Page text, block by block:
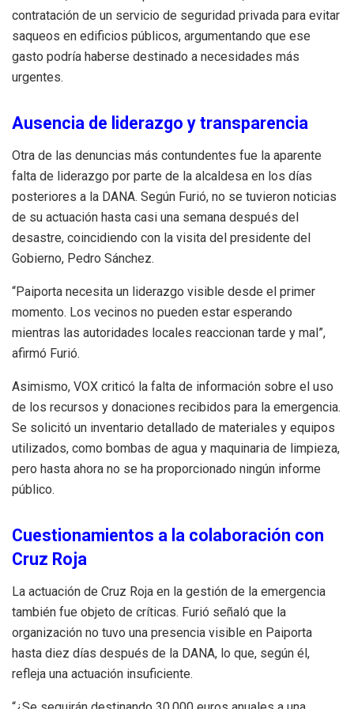
contratación de un servicio de seguridad privada para evitar
saqueos en edificios públicos, argumentando que ese
gasto podría haberse destinado a necesidades más
urgentes.
Ausencia de liderazgo y transparencia
Otra de las denuncias más contundentes fue la aparente
falta de liderazgo por parte de la alcaldesa en los días
posteriores a la DANA. Según Furió, no se tuvieron noticias
de su actuación hasta casi una semana después del
desastre, coincidiendo con la visita del presidente del
Gobierno, Pedro Sánchez.
“Paiporta necesita un liderazgo visible desde el primer
momento. Los vecinos no pueden estar esperando
mientras las autoridades locales reaccionan tarde y mal”,
afirmó Furió.
Asimismo, VOX criticó la falta de información sobre el uso
de los recursos y donaciones recibidos para la emergencia.
Se solicitó un inventario detallado de materiales y equipos
utilizados, como bombas de agua y maquinaria de limpieza,
pero hasta ahora no se ha proporcionado ningún informe
público.
Cuestionamientos a la colaboración con
Cruz Roja
La actuación de Cruz Roja en la gestión de la emergencia
también fue objeto de críticas. Furió señaló que la
organización no tuvo una presencia visible en Paiporta
hasta diez días después de la DANA, lo que, según él,
refleja una actuación insuficiente.